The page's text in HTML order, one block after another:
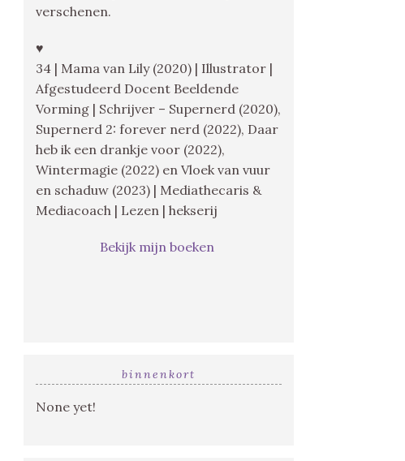
verschenen.
♥
34 | Mama van Lily (2020) | Illustrator |
Afgestudeerd Docent Beeldende
Vorming | Schrijver – Supernerd (2020),
Supernerd 2: forever nerd (2022), Daar
heb ik een drankje voor (2022),
Wintermagie (2022) en Vloek van vuur
en schaduw (2023) | Mediathecaris &
Mediacoach | Lezen | hekserij
Bekijk mijn boeken
binnenkort
None yet!